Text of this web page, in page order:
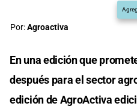
Por:Agroactiva
En una edición que
después para el sector
edición de AgroActiva